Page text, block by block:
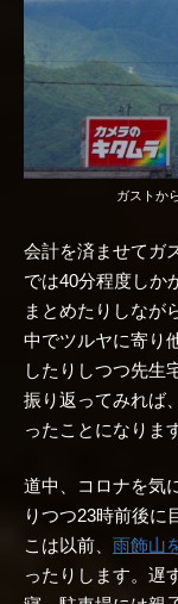
ガストか
会計を済ませてガ
では40分程度しか
まとめたりしなが
中でツルヤに寄り
したりしつつ先生
振り返ってみれば
ったことになりま
道中、コロナを気
りつつ23時前後に
こは以前、 雨飾山
ったりします。遅